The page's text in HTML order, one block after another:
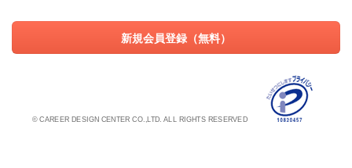
新規会員登録（無料）
© CAREER DESIGN CENTER CO.,LTD. ALL RIGHTS RESERVED